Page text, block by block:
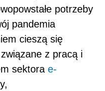
potrzeby
pandemia
cieszą się
z pracą i
sektora e-